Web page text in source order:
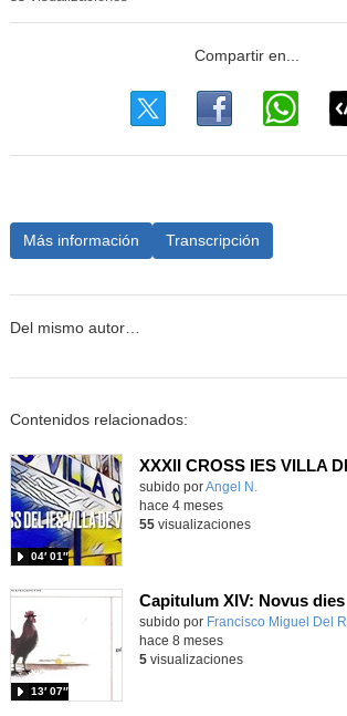
Más información Transcripción
Del mismo autor…
Contenidos relacionados:
Contenido educativo.
subido porAngel N.
04′ 01″
hace 4 meses
55visualizaciones
Capitulum XIV: Novus dies
Contenido educativo.
subido por Francisco Miguel Del R.
13′ 07″
hace 8 meses
5visualizaciones